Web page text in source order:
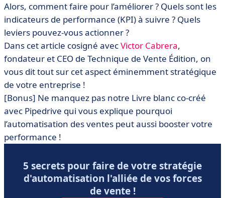
• L'IA, le nouvel eldorado de la performance
commerciale ?
• On résume !
Alors, comment faire pour l’améliorer ? Quels sont les
indicateurs de performance (KPI) à suivre ? Quels
leviers pouvez-vous actionner ?
Dans cet article cosigné avecVictor Cabrera,
fondateur et CEO de Technique de Vente Édition, on
vous dit tout sur cet aspect éminemment stratégique
de votre entreprise !
[Bonus] Ne manquez pas notre Livre blanc co-créé
avec Pipedrive qui vous explique pourquoi
l’automatisation des ventes peut aussi booster votre
performance !
5 secrets pour faire de votre stratégie
d'automatisation l'alliée de vos forces
de vente !